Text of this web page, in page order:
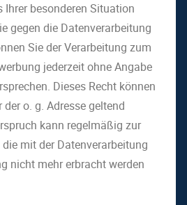
Ihrer besonderen Situation
gegen die Datenverarbeitung
Sie der Verarbeitung zum
jederzeit ohne Angabe
Dieses Recht können
o. g. Adresse geltend
kann regelmäßig zur
mit der Datenverarbeitung
nicht mehr erbracht werden